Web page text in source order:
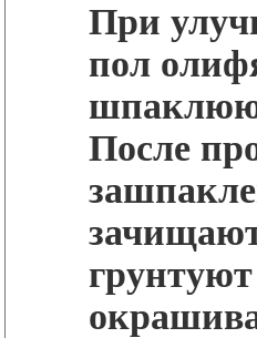
При
пол
После